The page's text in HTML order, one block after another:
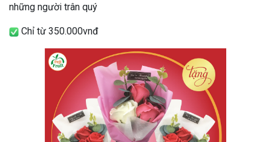
những người trân quý
Chỉ từ 350.000vnđ